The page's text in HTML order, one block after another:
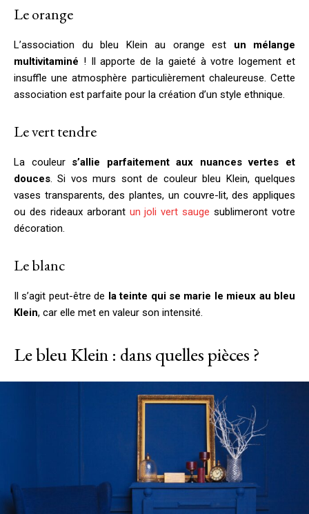
Le orange
L’association du bleu Klein au orange est un mélange
multivitaminé ! Il apporte de la gaieté à votre logement et
insuffle une atmosphère particulièrement chaleureuse. Cette
association est parfaite pour la création d’un style ethnique.
Le vert tendre
La couleurs’allie parfaitement aux nuances vertes et
douces. Si vos murs sont de couleur bleu Klein, quelques
vases transparents, des plantes, un couvre-lit, des appliques
ou des rideaux arborant un joli vert sauge sublimeront votre
décoration.
Le blanc
Il s’agit peut-être de la teinte qui se marie le mieux au bleu
Klein, car elle met en valeur son intensité.
Le bleu Klein : dans quelles pièces ?